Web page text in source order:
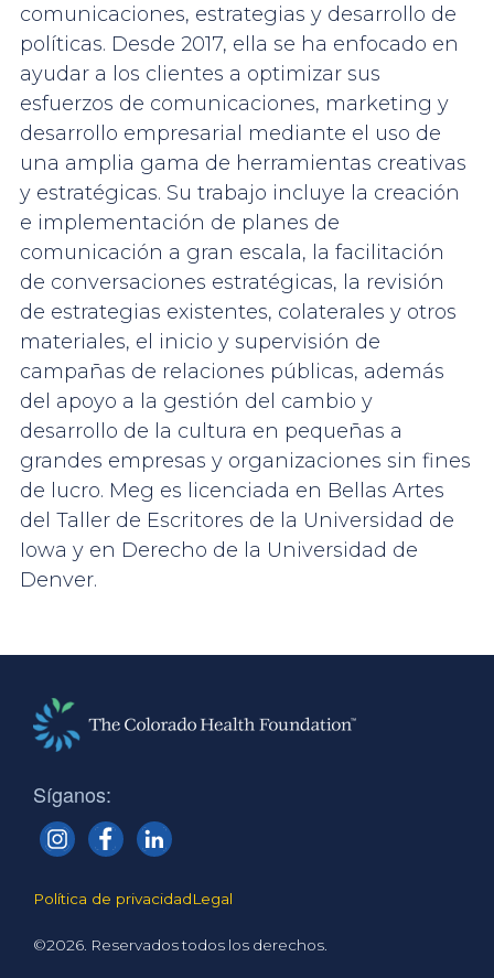
comunicaciones, estrategias y desarrollo de
políticas. Desde 2017, ella se ha enfocado en
ayudar a los clientes a optimizar sus
esfuerzos de comunicaciones, marketing y
desarrollo empresarial mediante el uso de
una amplia gama de herramientas creativas
y estratégicas. Su trabajo incluye la creación
e implementación de planes de
comunicación a gran escala, la facilitación
de conversaciones estratégicas, la revisión
de estrategias existentes, colaterales y otros
materiales, el inicio y supervisión de
campañas de relaciones públicas, además
del apoyo a la gestión del cambio y
desarrollo de la cultura en pequeñas a
grandes empresas y organizaciones sin fines
de lucro. Meg es licenciada en Bellas Artes
del Taller de Escritores de la Universidad de
Iowa y en Derecho de la Universidad de
Denver.
Síganos:
Política de privacidadLegal
©2026. Reservados todos los derechos.